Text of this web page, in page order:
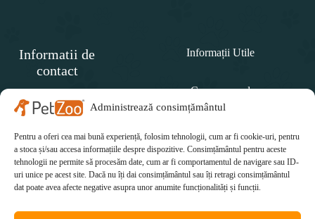
Administrează consimțământul
Pentru a oferi cea mai bună experiență, folosim tehnologii, cum ar fi cookie-uri, pentru
a stoca și/sau accesa informațiile despre dispozitive. Consimțământul pentru aceste
tehnologii ne permite să procesăm date, cum ar fi comportamentul de navigare sau ID-
uri unice pe acest site. Dacă nu îți dai consimțământul sau îți retragi consimțământul
dat poate avea afecte negative asupra unor anumite funcționalități și funcții.
Informatii de
contact
PET
Telefon:
0771 415 812
Email:
Informații Utile
Cum comand
Politica de retur
Cum plătesc
Cum se livrează